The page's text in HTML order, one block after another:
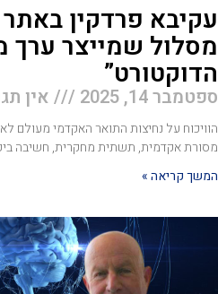
שמייצר ערך
14, 2025 אין
על נחיצות התואר האקדמי מעולם לא
אקדמית, תשתית מחקרית, חשיבה
קריאה »